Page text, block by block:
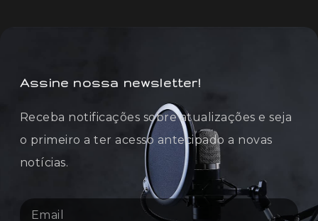
Assine nossa newsletter!
Receba notificações sobre atualizações e seja
o primeiro a ter acesso antecipado a novas
notícias.